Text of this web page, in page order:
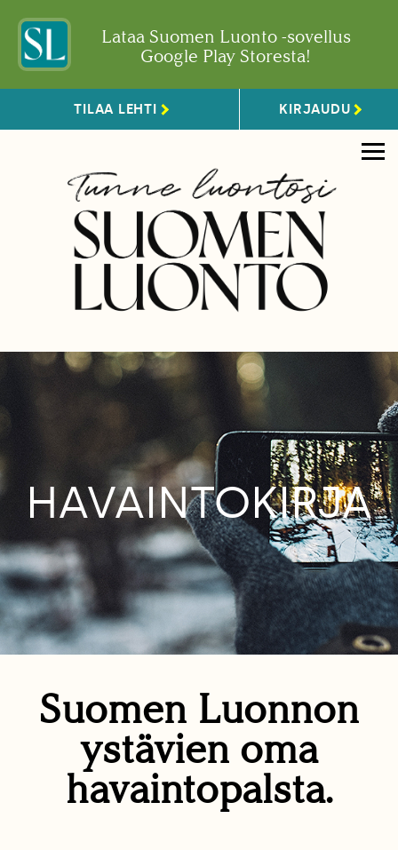
Lataa Suomen Luonto -sovellus
Google Play Storesta!
TILAA LEHTI KIRJAUDU
HAVAINTOKIRJA
Suomen Luonnon
ystävien oma
havaintopalsta.